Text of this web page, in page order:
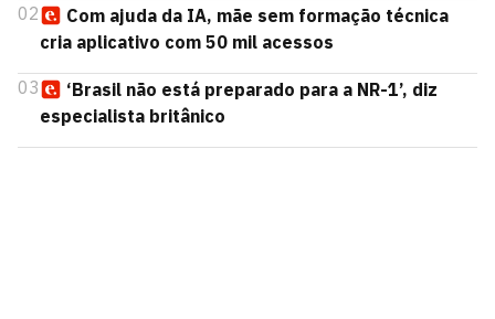
02
Com ajuda da IA, mãe sem formação técnica
cria aplicativo com 50 mil acessos
03
‘Brasil não está preparado para a NR-1’, diz
especialista britânico